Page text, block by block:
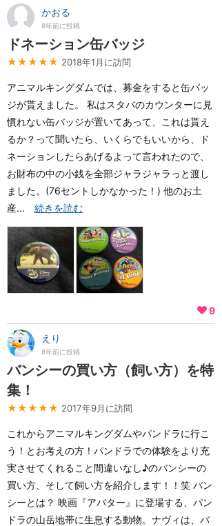
かおる
8年前に投稿
ドネーション缶バッジ
★★★★★ 2018年1月に訪問
アニマルキングダムでは、募金をすると缶バッ
ジが貰えました。 私はスタバのカウンターに見
慣れない缶バッジが置いてあって、これは貰え
るか？って聞いたら、いくらでもいいから、ド
ネーションしたらあげるよって言われたので、
お財布の中の小銭を全部ジャラジャラっと渡し
ました。(76セントしかなかった！) 他のお土
産... 続きを読む
9
えり
8年前に投稿
バンシーの買い方（飼い方）を特
集！
★★★★★ 2017年9月に訪問
これからアニマルキングダムやパンドラに行こ
う！とお考えの方！パンドラでの体験をより充
実させてくれること間違いなし♪のバンシーの
買い方、そして飼い方を紹介します！！笑 バン
シーとは？ 映画『アバター』に登場する、パン
ドラの山岳地帯に生息する動物。ナヴィは、バ